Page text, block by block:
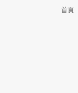
首頁